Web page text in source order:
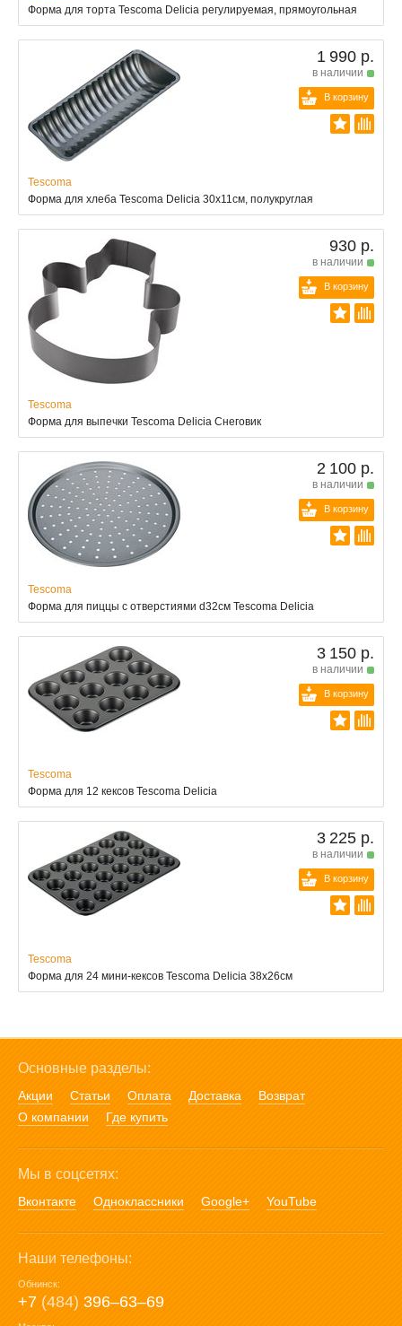
Форма для торта Tescoma Delicia регулируемая, прямоугольная
1 990 р.
в наличии
В корзину
Tescoma
Форма для хлеба Tescoma Delicia 30x11см, полукруглая
930 р.
в наличии
В корзину
Tescoma
Форма для выпечки Tescoma Delicia Снеговик
2 100 р.
в наличии
В корзину
Tescoma
Форма для пиццы с отверстиями d32см Tescoma Delicia
3 150 р.
в наличии
В корзину
Tescoma
Форма для 12 кексов Tescoma Delicia
3 225 р.
в наличии
В корзину
Tescoma
Форма для 24 мини-кексов Tescoma Delicia 38x26см
Основные разделы:
Акции Статьи Оплата Доставка
Возврат
О компании
Где купить
Мы в соцсетях:
Вконтакте Одноклассники Google+ YouTube
Наши телефоны:
Обнинск:
+7 (484) 396‒63‒69